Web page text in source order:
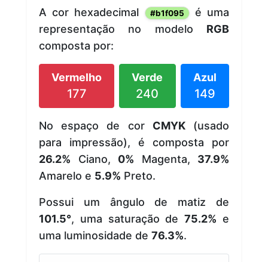
A cor hexadecimal #b1f095
é uma
representação no modelo RGB
composta por:
Vermelho
177
Verde
240
Azul
149
No espaço de cor CMYK(usado
para impressão), é composta por
26.2% Ciano, 0% Magenta, 37.9%
Amarelo e 5.9% Preto.
Possui um ângulo de matiz de
101.5°, uma saturação de75.2% e
uma luminosidade de 76.3%.